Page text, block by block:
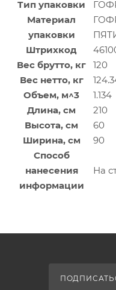
Тип упаковки
Материал
упаковки
Штрихкод
Вес брутто, кг
120
Вес нетто, кг
Объем, м^3
1.134
Длина, см
210
Высота, см
60
Ширина, см
90
Способ
нанесения
информации
На